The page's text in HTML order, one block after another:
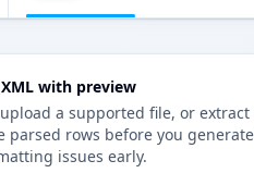
with preview
upload a supported file, or
parsed rows before you
issues early.